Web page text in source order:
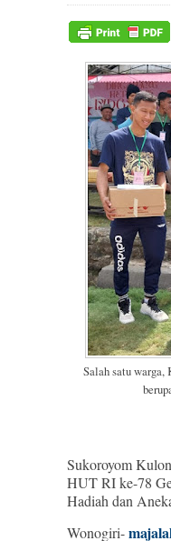
Salah satu warga,
Sukoroyom
HUT RI ke-78
Hadiah dan
Wonogiri-